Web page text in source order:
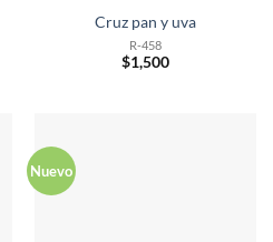
Cruz pan y uva
R-458
$1,500
Nuevo